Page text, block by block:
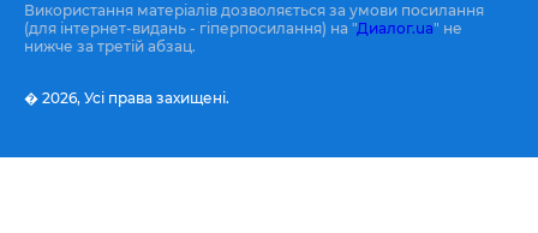
Використання матеріалів дозволяється за умови посилання
(для інтернет-видань - гіперпосилання) на "Диалог.ua" не
нижче за третій абзац.
� 2026, Усі права захищені.